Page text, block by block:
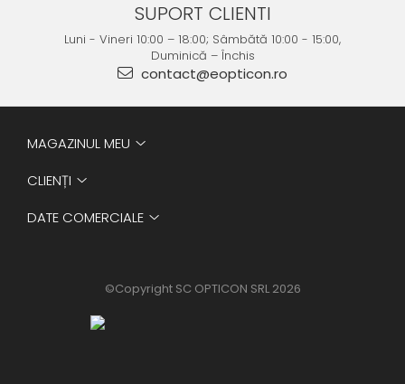
SUPORT CLIENTI
Luni - Vineri 10:00 – 18:00; Sâmbătă 10:00 - 15:00,
Duminică – Închis
contact@eopticon.ro
MAGAZINUL MEU
CLIENȚI
DATE COMERCIALE
©Copyright SC OPTICON SRL 2026